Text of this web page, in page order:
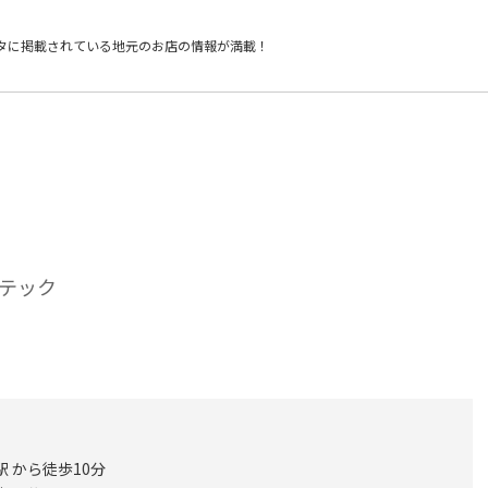
に掲載されている地元のお店の情報が満載！
ック
から徒歩10分